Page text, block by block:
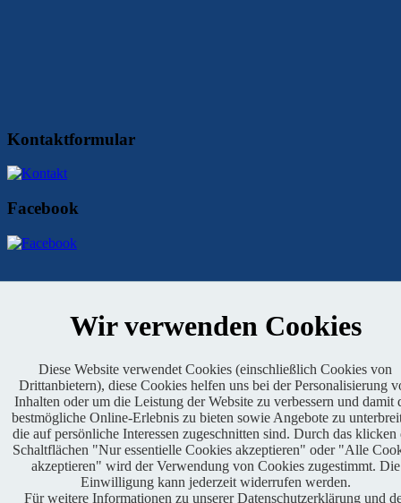
Kontaktformular
Facebook
|Kontakt |Presse|Admin|Datenschutz
Genehmigter Lauf
Wir verwenden Cookies
Diese Website verwendet Cookies (einschließlich Cookies von
Drittanbietern), diese Cookies helfen uns bei der Personalisierung
Inhalten oder um die Leistung der Website zu verbessern und damit
bestmögliche Online-Erlebnis zu bieten sowie Angebote zu
die auf persönliche Interessen zugeschnitten sind. Durch das klicken
Schaltflächen "Nur essentielle Cookies akzeptieren" oder "Alle
akzeptieren" wird der Verwendung von Cookies zugestimmt. Die
Einwilligung kann jederzeit widerrufen werden.
Für weitere Informationen zu unserer Datenschutzerklärung und